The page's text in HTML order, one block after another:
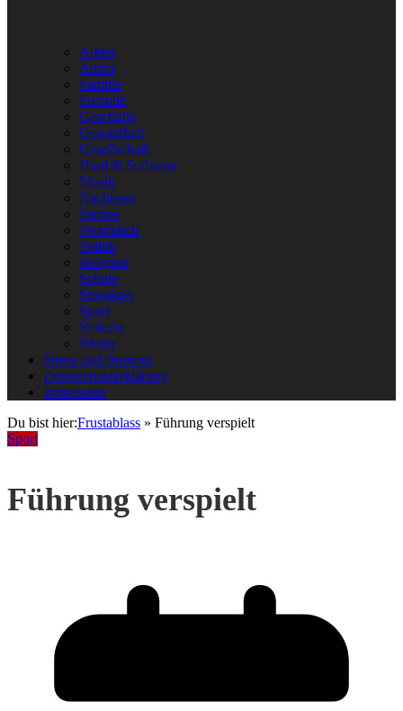
Arbeit
Ämter
Familie
Freunde
Geschäfte
Gesundheit
Gesellschaft
Hard & Software
Musik
Nachbarn
Partner
Persönlich
Politik
Religion
Schule
Sonstiges
Sport
Verkehr
Wetter
Stress und Burnout
Datenschutzerklärung
Impressum
Du bist hier:Frustablass » Führung verspielt
Sport
Führung verspielt